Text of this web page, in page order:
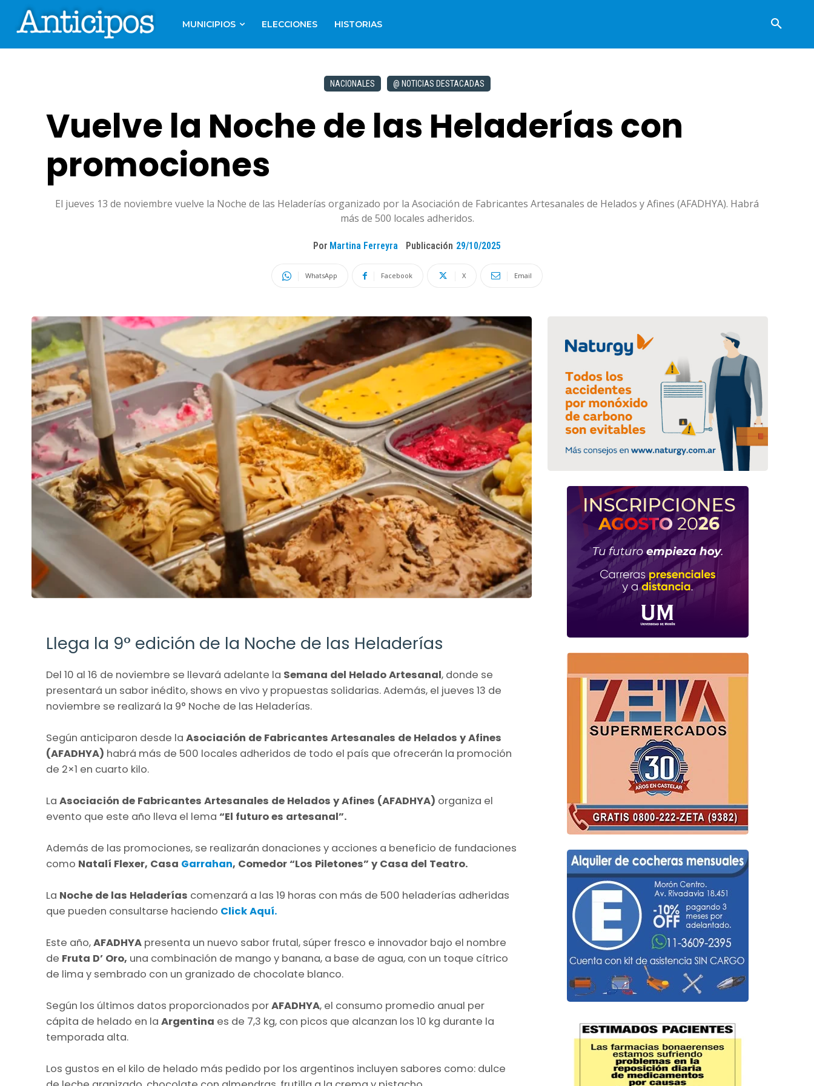
MUNICIPIOS ELECCIONES HISTORIAS
NACIONALES @ NOTICIAS DESTACADAS
Vuelve la Noche de las Heladerías con
promociones
El jueves 13 de noviembre vuelve la Noche de las Heladerías organizado por la Asociación de Fabricantes Artesanales de Helados y Afines (AFADHYA). Habrá
más de 500 locales adheridos.
Por Martina Ferreyra Publicación 29/10/2025
WhatsApp Facebook X Email
Llega la 9° edición de la Noche de las Heladerías
Del 10 al 16 de noviembre se llevará adelante la Semana del Helado Artesanal, donde se
presentará un sabor inédito, shows en vivo y propuestas solidarias. Además, el jueves 13 de
noviembre se realizará la 9° Noche de las Heladerías.
Según anticiparon desde la Asociación de Fabricantes Artesanales de Helados y Afines
(AFADHYA) habrá más de 500 locales adheridos de todo el país que ofrecerán la promoción
de 2×1 en cuarto kilo.
La Asociación de Fabricantes Artesanales de Helados y Afines (AFADHYA) organiza el
evento que este año lleva el lema “El futuro es artesanal”.
Además de las promociones, se realizarán donaciones y acciones a beneficio de fundaciones
como Natalí Flexer, Casa Garrahan, Comedor “Los Piletones” y Casa del Teatro.
La Noche de las Heladerías comenzará a las 19 horas con más de 500 heladerías adheridas
que pueden consultarse haciendo Click Aquí.
Este año,AFADHYA presenta un nuevo sabor frutal, súper fresco e innovador bajo el nombre
de Fruta D’ Oro, una combinación de mango y banana, a base de agua, con un toque cítrico
de lima y sembrado con un granizado de chocolate blanco.
Según los últimos datos proporcionados porAFADHYA, el consumo promedio anual per
cápita de helado en la Argentina es de 7,3 kg, con picos que alcanzan los 10 kg durante la
temporada alta.
Los gustos en el kilo de helado más pedido por los argentinos incluyen sabores como: dulce